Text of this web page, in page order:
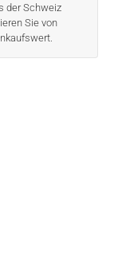
der Schweiz
Sie von